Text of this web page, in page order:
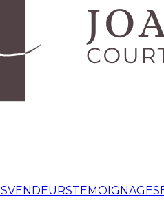
VENDEURSTEMOIGNAGES